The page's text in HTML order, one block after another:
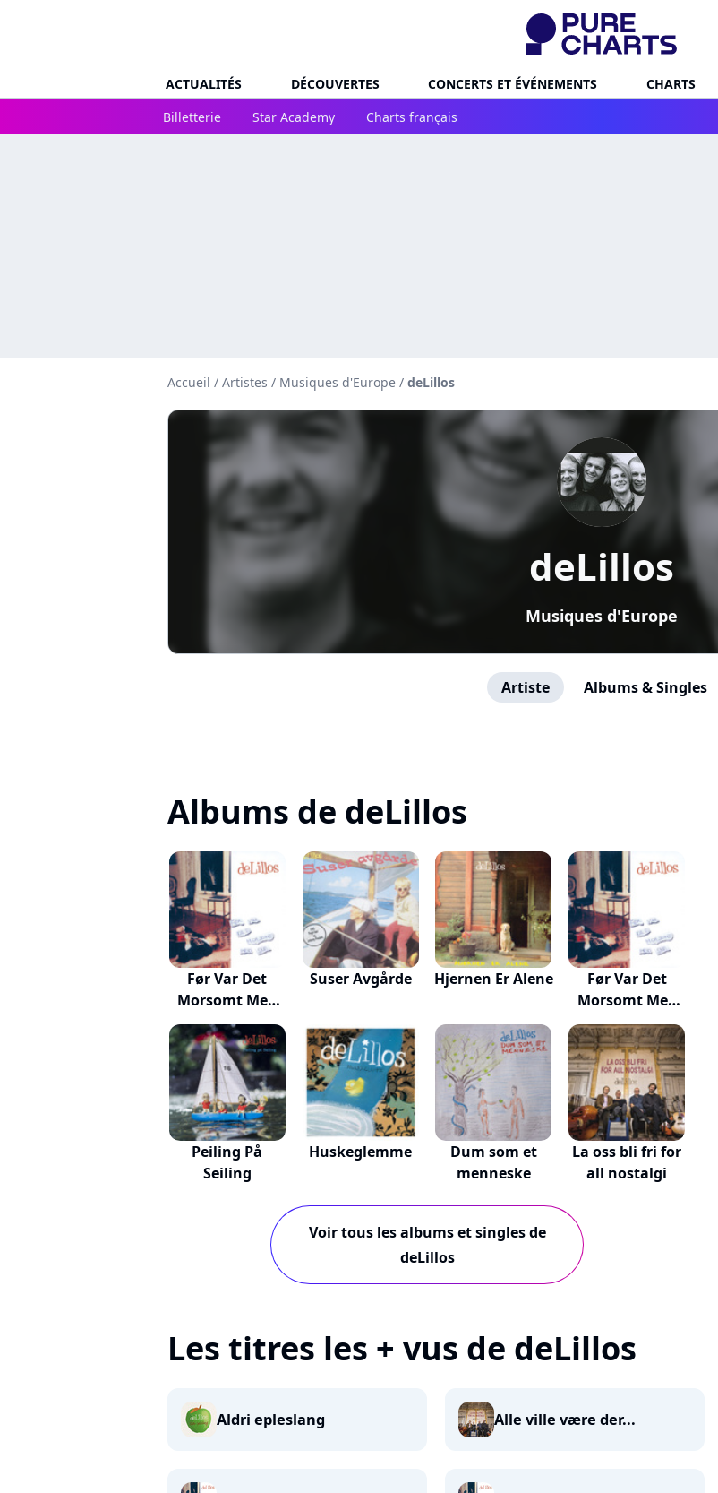
ACTUALITÉS DÉCOUVERTES CONCERTS ET ÉVÉNEMENTS CHARTS
Billetterie
Star Academy Charts français
Accueil / Artistes / Musiques d'Europe / deLillos
deLillos
Musiques d'Europe
Artiste Albums & Singles
Albums de deLillos
Før Var Det
Morsomt Med
Sne
Suser Avgårde Hjernen Er Alene
Før Var Det
Morsomt Med
Sne
Peiling På
Seiling
Huskeglemme
Dum som et
menneske
La oss bli fri for
all nostalgi
Voir tous les albums et singles de
deLillos
Les titres les + vus de deLillos
Aldri epleslang Alle ville være der...